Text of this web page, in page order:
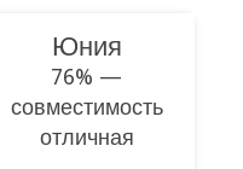
Юния
76% —
совместимость
отличная